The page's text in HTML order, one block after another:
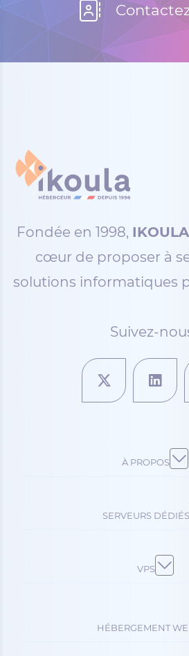
Fondée en 1998, IKOULA
cœur de proposer à
solutions informatiques
Suivez-
À PROPOS
SERVEURS DÉDIÉS
VPS
HÉBERGEMENT